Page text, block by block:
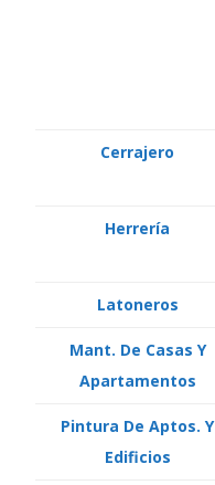
Cerrajero
Herrería
Latoneros
Mant. De Casas Y
Apartamentos
Pintura De Aptos. Y
Edificios